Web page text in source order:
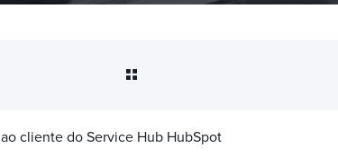
cliente do Service Hub HubSpot